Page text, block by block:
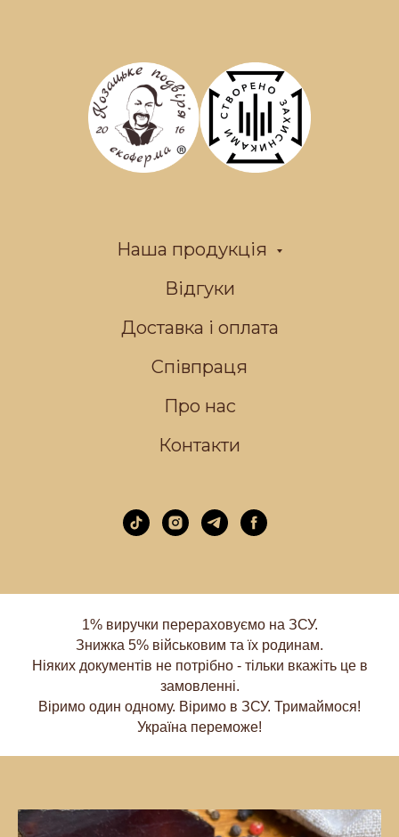
Наша продукція
Відгуки
Доставка і оплата
Співпраця
Про нас
Контакти
1% виручки перераховуємо на ЗСУ.
Знижка 5% військовим та їх родинам.
Ніяких документів не потрібно - тільки вкажіть це в
замовленні.
Віримо один одному. Віримо в ЗСУ. Тримаймося!
Україна переможе!